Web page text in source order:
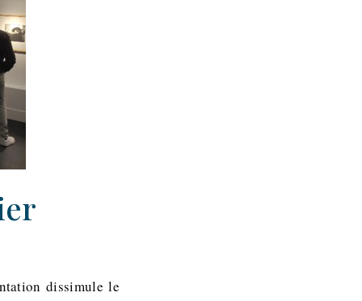
dissimule le